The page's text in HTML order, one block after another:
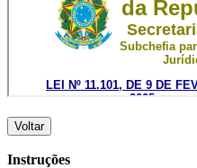
Voltar
Instruções